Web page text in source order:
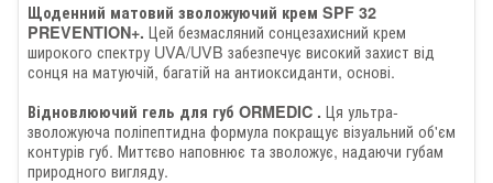
Щоденний матовий зволожуючий крем SPF 32
PREVENTION+. Цей безмасляний сонцезахисний крем
широкого спектру UVA/UVB забезпечує високий захист від
сонця на матуючій, багатій на антиоксиданти, основі.
Відновлюючий гель для губ ORMEDIC . Ця ультра-
зволожуюча поліпептидна формула покращує візуальний об'єм
контурів губ. Миттєво наповнює та зволожує, надаючи губам
природного вигляду.